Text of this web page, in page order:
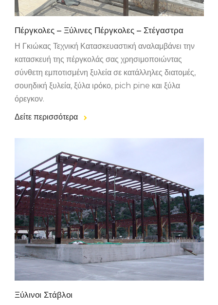
Πέργκολες – Ξύλινες Πέργκολες – Στέγαστρα
Η Γκιώκας Τεχνική Κατασκευαστική αναλαμβάνει την
κατασκευή της πέργκολάς σας χρησιμοποιώντας
σύνθετη εμποτισμένη ξυλεία σε κατάλληλες διατομές,
σουηδική ξυλεία, ξύλα ιρόκο, pich pine και ξύλα
όρεγκον.
Δείτε περισσότερα
Ξύλινοι Στάβλοι